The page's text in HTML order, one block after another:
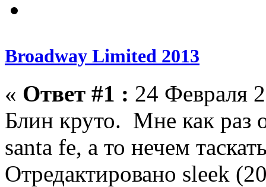
Broadway Limited 2013
« Ответ #1 : 24 Февраля
Блин круто. Мне как раз
santa fe, а то нечем
Отредактировано sleek